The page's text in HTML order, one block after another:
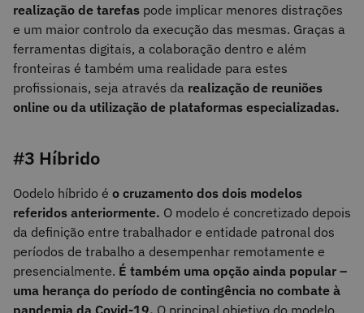
realização de tarefas pode implicar menores distrações
e um maior controlo da execução das mesmas. Graças a
ferramentas digitais, a colaboração dentro e além
fronteiras é também uma realidade para estes
profissionais, seja através da realização de reuniões
online ou da utilização de plataformas especializadas.
#3 Híbrido
Oodelo híbrido é o cruzamento dos dois modelos
referidos anteriormente. O modelo é concretizado depois
da definição entre trabalhador e entidade patronal dos
períodos de trabalho a desempenhar remotamente e
presencialmente. É também uma opção ainda popular –
uma herança do período de contingência no combate à